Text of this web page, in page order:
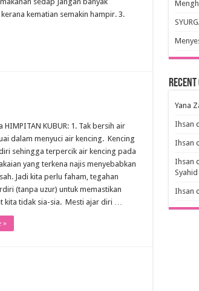
kematian semakin hampir. 3.
HIMPITAN KUBUR: 1. Tak bersih air
dalam menyuci air kencing. Kencing
sehingga terpercik air kencing pada
yang terkena najis menyebabkan
Jadi kita perlu faham, tegahan
(tanpa uzur) untuk memastikan
kita tidak sia-sia. Mesti ajar diri …
»
Recent
Yana
Ihsan
Ihsan
Ihsan
Ihsan